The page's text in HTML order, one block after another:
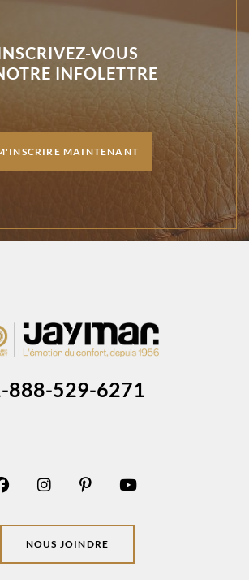
VOUS
INFOLETTRE
MAINTENANT
888-529-6271
NOUS JOINDRE